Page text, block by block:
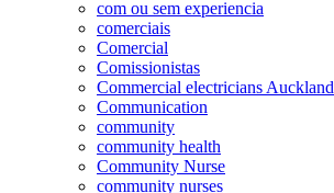
com ou sem experiencia
comerciais
Comercial
Comissionistas
Commercial electricians Auckland
Communication
community
community health
Community Nurse
community nurses